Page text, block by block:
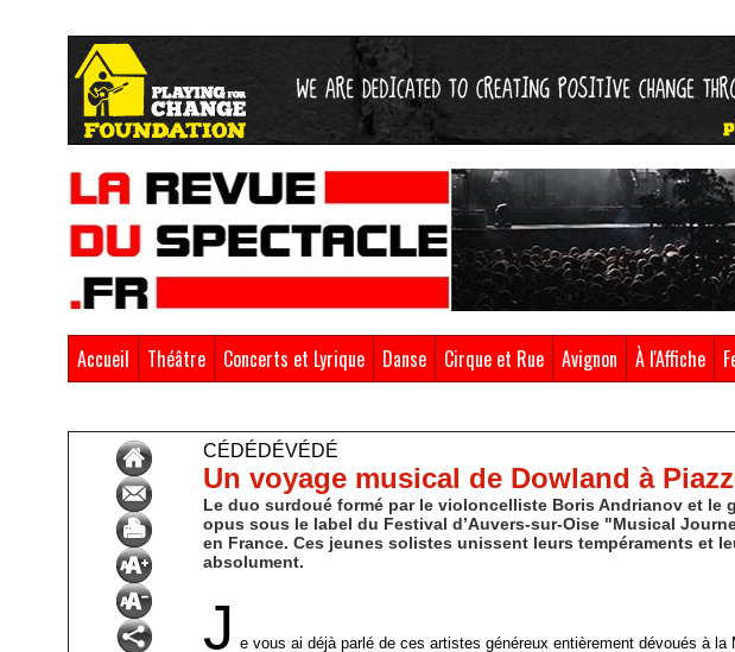
Accueil Théâtre Concerts et Lyrique Danse Cirque et Rue Avignon À l'Affiche
CÉDÉDÉVÉDÉ
Un voyage musical de Dowland à
Le duo surdoué formé par le violoncelliste Boris Andrianov et
opus sous le label du Festival d’Auvers-sur-Oise "Musical
en France. Ces jeunes solistes unissent leurs tempéraments et
absolument.
J e vous ai déjà parlé de ces artistes généreux entièrement dévoués à